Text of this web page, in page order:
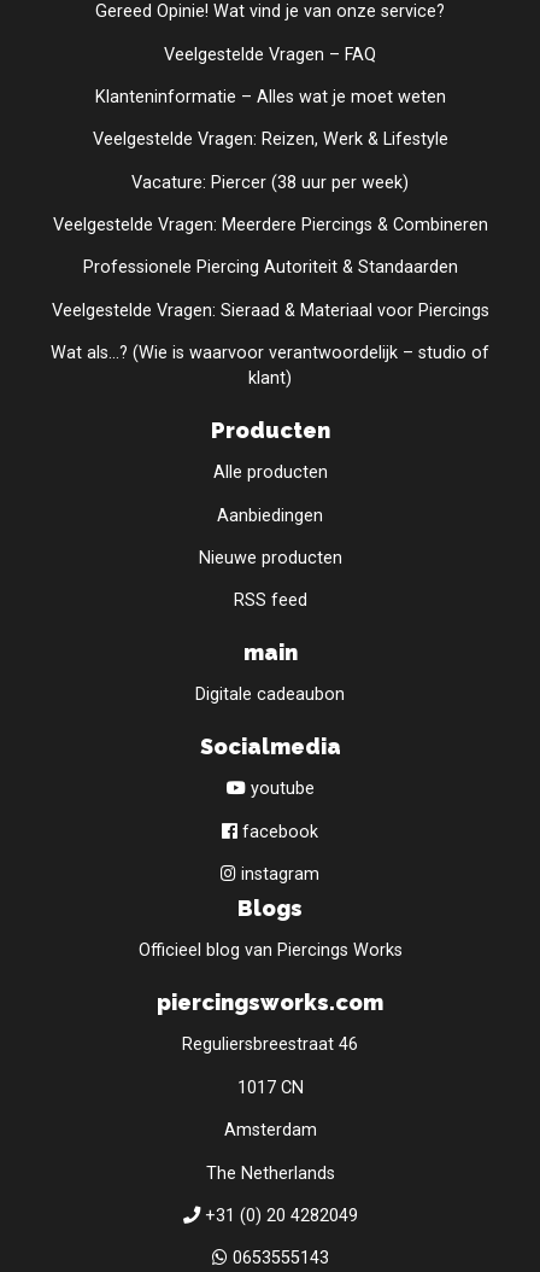
Gereed Opinie! Wat vind je van onze service?
Veelgestelde Vragen – FAQ
Klanteninformatie – Alles wat je moet weten
Veelgestelde Vragen: Reizen, Werk & Lifestyle
Vacature: Piercer (38 uur per week)
Veelgestelde Vragen: Meerdere Piercings & Combineren
Professionele Piercing Autoriteit & Standaarden
Veelgestelde Vragen: Sieraad & Materiaal voor Piercings
Wat als...? (Wie is waarvoor verantwoordelijk – studio of
klant)
Producten
Alle producten
Aanbiedingen
Nieuwe producten
RSS feed
main
Digitale cadeaubon
Socialmedia
youtube
facebook
instagram
Blogs
Officieel blog van Piercings Works
piercingsworks.com
Reguliersbreestraat 46
1017 CN
Amsterdam
The Netherlands
+31 (0) 20 4282049
0653555143